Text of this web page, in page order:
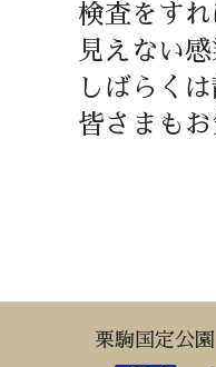
検査をす
見えない
しばらく
皆さまもお
栗駒国定公